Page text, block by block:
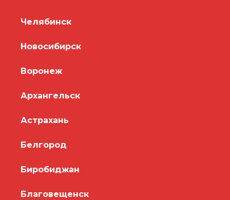
Челябинск
Новосибирск
Воронеж
Архангельск
Астрахань
Белгород
Биробиджан
Благовещенск